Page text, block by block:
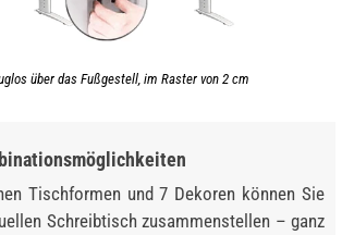
über das Fußgestell, im Raster von 2 cm
Tischformen und 7 Dekoren können Sie
Schreibtisch zusammenstellen – ganz